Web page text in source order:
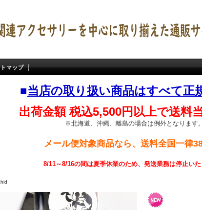
マップ
■当店の取り扱い商品はすべて正
出荷金額 税込5,500円以上で送料
※北海道、沖縄、離島の場合は例外となります。
メール便対象商品なら、送料全国一律
8/11～8/16の間は夏季休業のため、発送業務は停止いた